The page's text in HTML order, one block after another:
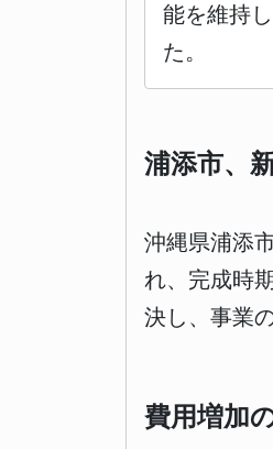
能を維持
た。
浦添市、
沖縄県浦添
れ、完成時
決し、事業
費用増加